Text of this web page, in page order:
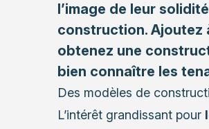
l’image de leur
construction. Ajoutez
obtenez une
bien connaître les
Des modèles de
L’intérêt grandissant pour